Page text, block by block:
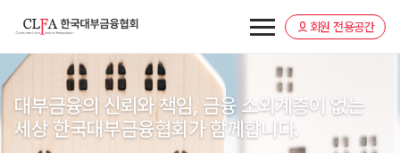
회원 전용공간
대부금융의 신뢰와 책임, 금융 소외계층이 없는
세상 한국대부금융협회가 함께합니다.